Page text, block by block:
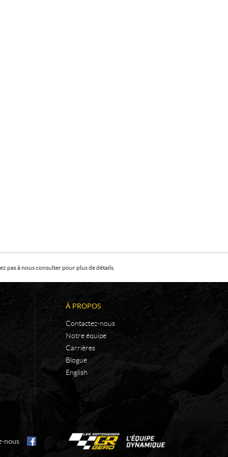
pas à nous consulter pour plus de détails.
À PROPOS
Contactez-nous
Notre équipe
Carrières
Blogue
English
nous